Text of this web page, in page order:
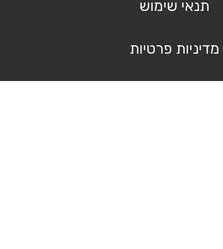
תנאי שימוש
מדיניות פרטיות